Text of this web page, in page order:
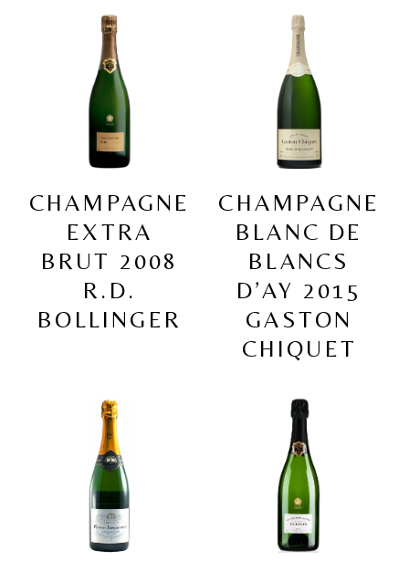
CHAMPAGNE
EXTRA
BRUT 2008
R.D.
BOLLINGER
CHAMPAGNE
BLANC DE
BLANCS
D’AY 2015
GASTON
CHIQUET